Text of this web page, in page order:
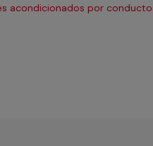
acondicionados por